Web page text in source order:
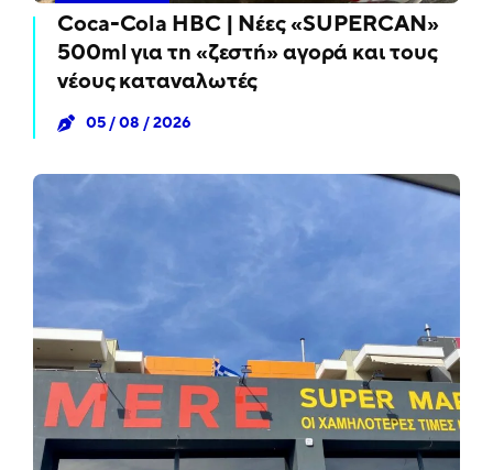
Coca-Cola HBC | Νέες «SUPERCAN»
500ml για τη «ζεστή» αγορά και τους
νέους καταναλωτές
05 / 08 / 2026